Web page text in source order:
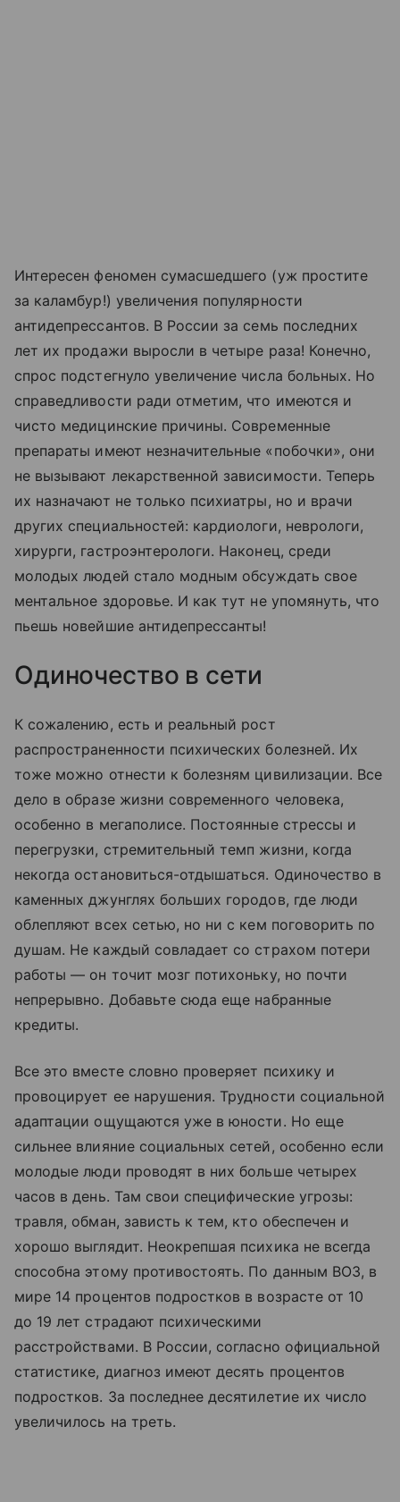
Интересен феномен сумасшедшего (уж простите
за каламбур!) увеличения популярности
антидепрессантов. В России за семь последних
лет их продажи выросли в четыре раза! Конечно,
спрос подстегнуло увеличение числа больных. Но
справедливости ради отметим, что имеются и
чисто медицинские причины. Современные
препараты имеют незначительные «побочки», они
не вызывают лекарственной зависимости. Теперь
их назначают не только психиатры, но и врачи
других специальностей: кардиологи, неврологи,
хирурги, гастроэнтерологи. Наконец, среди
молодых людей стало модным обсуждать свое
ментальное здоровье. И как тут не упомянуть, что
пьешь новейшие антидепрессанты!
Одиночество в сети
К сожалению, есть и реальный рост
распространенности психических болезней. Их
тоже можно отнести к болезням цивилизации. Все
дело в образе жизни современного человека,
особенно в мегаполисе. Постоянные стрессы и
перегрузки, стремительный темп жизни, когда
некогда остановиться-отдышаться. Одиночество в
каменных джунглях больших городов, где люди
облепляют всех сетью, но ни с кем поговорить по
душам. Не каждый совладает со страхом потери
работы — он точит мозг потихоньку, но почти
непрерывно. Добавьте сюда еще набранные
кредиты.
Все это вместе словно проверяет психику и
провоцирует ее нарушения. Трудности социальной
адаптации ощущаются уже в юности. Но еще
сильнее влияние социальных сетей, особенно если
молодые люди проводят в них больше четырех
часов в день. Там свои специфические угрозы:
травля, обман, зависть к тем, кто обеспечен и
хорошо выглядит. Неокрепшая психика не всегда
способна этому противостоять. По данным ВОЗ, в
мире 14 процентов подростков в возрасте от 10
до 19 лет страдают психическими
расстройствами. В России, согласно официальной
статистике, диагноз имеют десять процентов
подростков. За последнее десятилетие их число
увеличилось на треть.